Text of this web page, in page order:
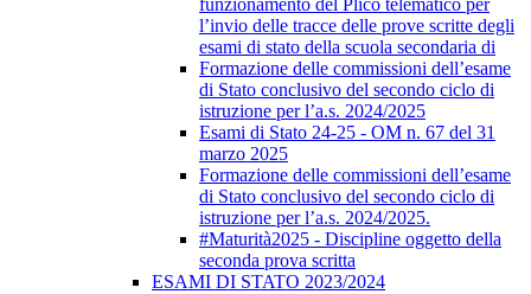
funzionamento del Plico telematico per
l’invio delle tracce delle prove scritte degli
esami di stato della scuola secondaria di
Formazione delle commissioni dell’esame
di Stato conclusivo del secondo ciclo di
istruzione per l’a.s. 2024/2025
Esami di Stato 24-25 - OM n. 67 del 31
marzo 2025
Formazione delle commissioni dell’esame
di Stato conclusivo del secondo ciclo di
istruzione per l’a.s. 2024/2025.
#Maturità2025 - Discipline oggetto della
seconda prova scritta
ESAMI DI STATO 2023/2024